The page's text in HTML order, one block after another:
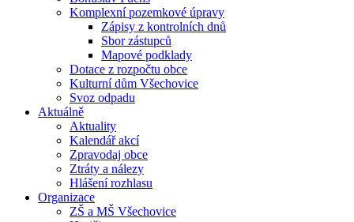
Komplexní pozemkové úpravy
Zápisy z kontrolních dnů
Sbor zástupců
Mapové podklady
Dotace z rozpočtu obce
Kulturní dům Všechovice
Svoz odpadu
Aktuálně
Aktuality
Kalendář akcí
Zpravodaj obce
Ztráty a nálezy
Hlášení rozhlasu
Organizace
ZŠ a MŠ Všechovice